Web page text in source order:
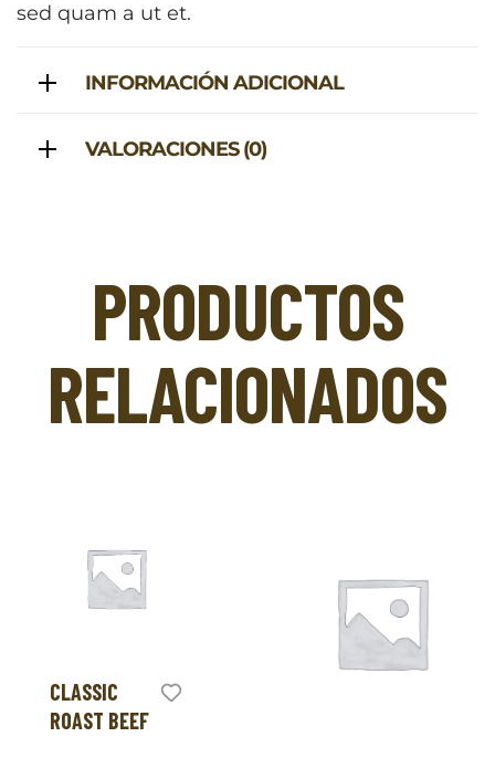
sed quam a ut et.
INFORMACIÓN ADICIONAL
VALORACIONES (0)
PRODUCTOS
RELACIONADOS
CLASSIC
ROAST BEEF